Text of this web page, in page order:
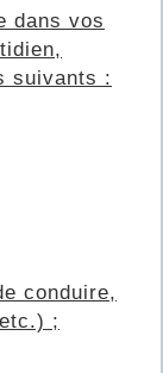
dans vos
suivants :
conduire,
;